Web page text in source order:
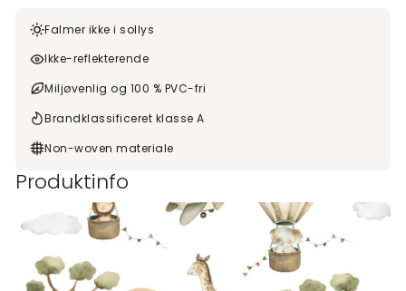
Falmer ikke i sollys
Ikke-reflekterende
Miljøvenlig og 100 % PVC-fri
Brandklassificeret klasse A
Non-woven materiale
Produktinfo